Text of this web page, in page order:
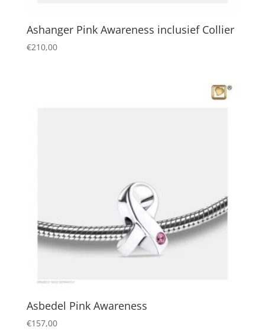
Ashanger Pink Awareness inclusief Collier
€210,00
Asbedel Pink Awareness
€157,00